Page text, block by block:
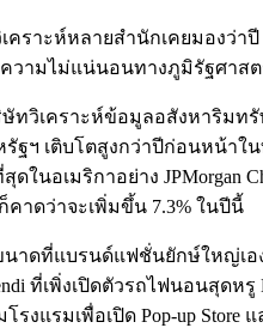
ราะห์หลายสำนักเคยมองว่า
วามไม่แน่นอนทางภูมิรัฐศาสต
ทวิเคราะห์ข้อมูลอสังหาริมทรั
ฐฯ เติบโตสูงกว่าปีก่อนหน้าใ
ในอเมริกาอย่าง JPMorgan
คาดว่าจะเพิ่มขึ้น 7.3% ในปีนี้
าดที่แบรนด์แฟชั่นยักษ์ใหญ่เอง
ที่เพิ่งเปิดตัวรถไฟนอนสุดห
รงแรมเพื่อเปิด Pop-up Store